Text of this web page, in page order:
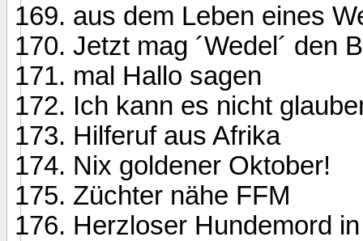
aus dem Leben eines
Jetzt mag ´Wedel´ den
mal Hallo sagen
Ich kann es nicht
Hilferuf aus Afrika
Nix goldener Oktober!
Züchter nähe FFM
Herzloser Hundemord